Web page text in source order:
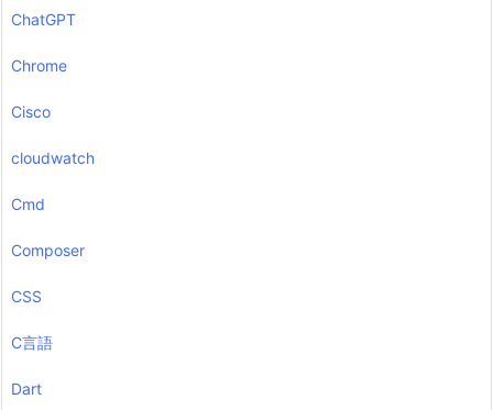
ChatGPT
Chrome
Cisco
cloudwatch
Cmd
Composer
CSS
C言語
Dart